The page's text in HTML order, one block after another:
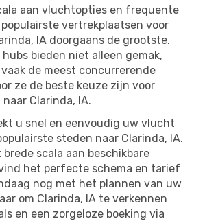
aan vluchtopties en frequente
vertrekplaatsen voor
IA doorgaans de grootste.
bieden niet alleen gemak,
de meest concurrerende
ze de beste keuze zijn voor
Clarinda, IA.
u snel en eenvoudig uw vlucht
steden naar Clarinda, IA.
scala aan beschikbare
het perfecte schema en tarief
nog met het plannen van uw
om Clarinda, IA te verkennen
en een zorgeloze boeking via